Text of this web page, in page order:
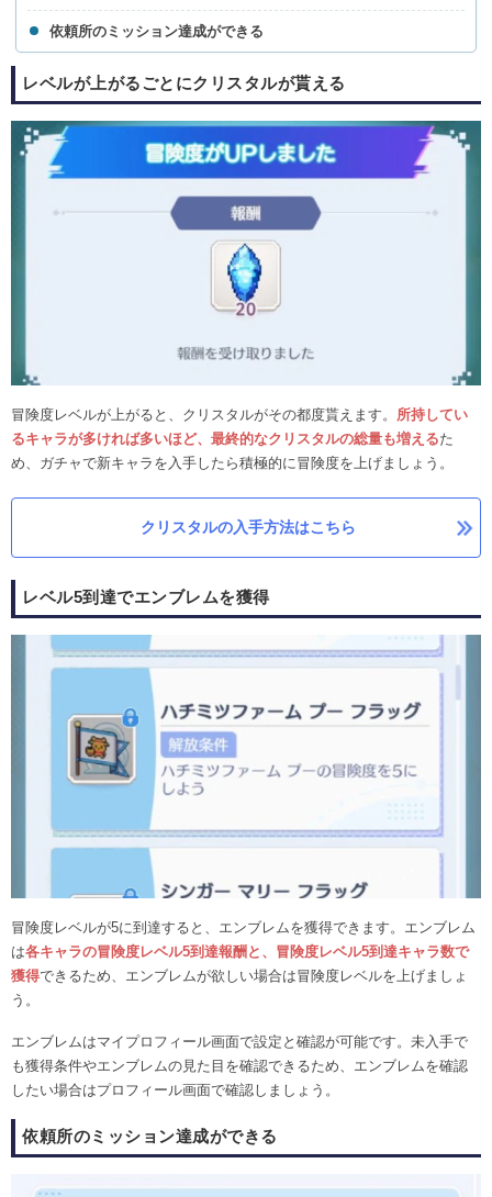
依頼所のミッション達成ができる
レベルが上がるごとにクリスタルが貰える
冒険度レベルが上がると、クリスタルがその都度貰えます。 所持してい
るキャラが多ければ多いほど、最終的なクリスタルの総量も増えるた
め、ガチャで新キャラを入手したら積極的に冒険度を上げましょう。
クリスタルの入手方法はこちら
レベル5到達でエンブレムを獲得
冒険度レベルが5に到達すると、エンブレムを獲得できます。エンブレム
は各キャラの冒険度レベル5到達報酬と、冒険度レベル5到達キャラ数で
獲得できるため、エンブレムが欲しい場合は冒険度レベルを上げましょ
う。
エンブレムはマイプロフィール画面で設定と確認が可能です。未入手で
も獲得条件やエンブレムの見た目を確認できるため、エンブレムを確認
したい場合はプロフィール画面で確認しましょう。
依頼所のミッション達成ができる